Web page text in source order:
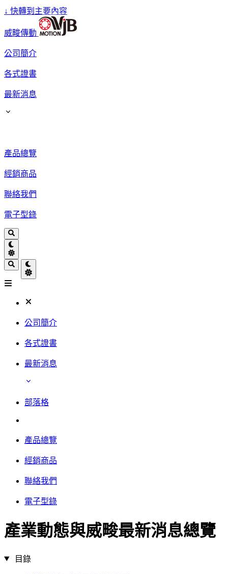
↓ 快轉到主要內容
威畯傳動
公司簡介
各式證書
最新消息
產品總覽
經銷商品
聯絡我們
電子型錄
公司簡介
各式證書
最新消息
部落格
產品總覽
經銷商品
聯絡我們
電子型錄
產業動態與威畯最新消息總覽
目錄